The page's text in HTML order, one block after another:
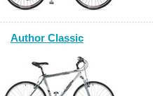
Author Classic